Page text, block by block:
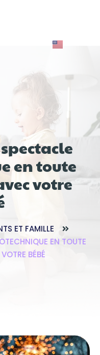
en toute
votre
ET FAMILLE
EN TOUTE
BÉBÉ